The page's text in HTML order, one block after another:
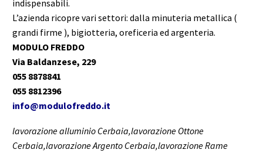
indispensabili.
L’azienda ricopre vari settori: dalla minuteria metallica (
grandi firme ), bigiotteria, oreficeria ed argenteria.
MODULO FREDDO
Via Baldanzese, 229
055 8878841
055 8812396
info@modulofreddo.it
lavorazione alluminio Cerbaia,lavorazione Ottone
Cerbaia,lavorazione Argento Cerbaia,lavorazione Rame